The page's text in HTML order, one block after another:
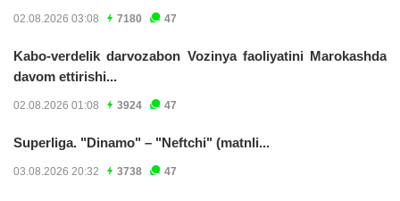
02.08.2026 03:08 7180 47
Kabo-verdelik darvozabon Vozinya faoliyatini Marokashda
davom ettirishi...
02.08.2026 01:08 3924 47
Superliga. "Dinamo" – "Neftchi" (matnli...
03.08.2026 20:32 3738 47